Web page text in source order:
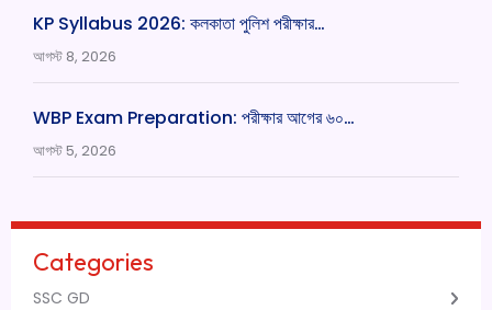
KP Syllabus 2026: কলকাতা পুলিশ পরীক্ষার…
আগস্ট 8, 2026
WBP Exam Preparation: পরীক্ষার আগের ৬০…
আগস্ট 5, 2026
Categories
SSC GD